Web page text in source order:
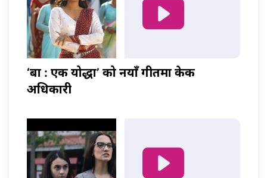
‘बा : एक योद्धा’ को नयाँ गीतमा केकी
अधिकारी